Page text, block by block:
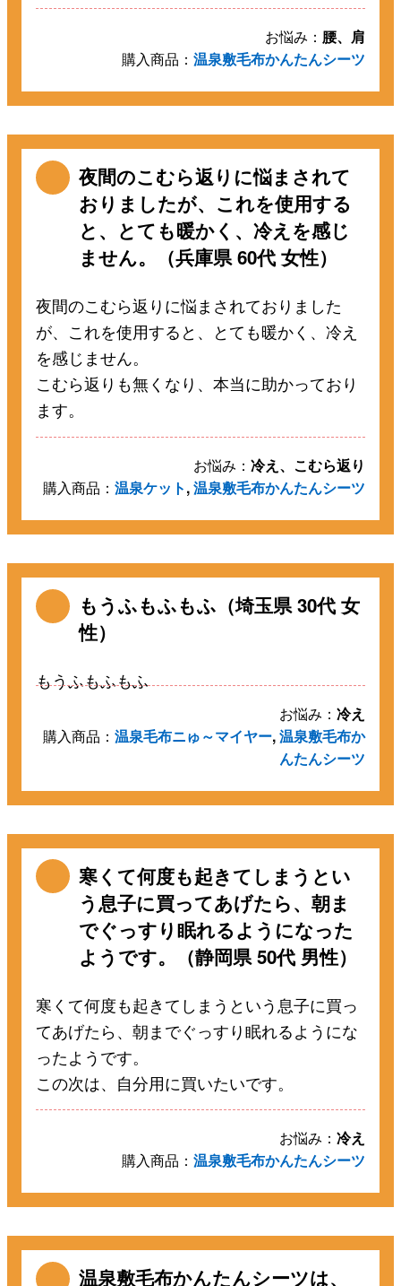
お悩み： 腰、肩
購入商品： 温泉敷毛布かんたんシーツ
夜間のこむら返りに悩まされて
おりましたが、これを使用する
と、とても暖かく、冷えを感じ
ません。（兵庫県 60代 女性）
夜間のこむら返りに悩まされておりました
が、これを使用すると、とても暖かく、冷え
を感じません。
こむら返りも無くなり、本当に助かっており
ます。
お悩み： 冷え、こむら返り
購入商品： 温泉ケット,温泉敷毛布かんたんシーツ
もうふもふもふ（埼玉県 30代 女
性）
もうふもふもふ
お悩み： 冷え
購入商品： 温泉毛布ニゅ～マイヤー,温泉敷毛布か
んたんシーツ
寒くて何度も起きてしまうとい
う息子に買ってあげたら、朝ま
でぐっすり眠れるようになった
ようです。（静岡県 50代 男性）
寒くて何度も起きてしまうという息子に買っ
てあげたら、朝までぐっすり眠れるようにな
ったようです。
この次は、自分用に買いたいです。
お悩み： 冷え
購入商品： 温泉敷毛布かんたんシーツ
温泉敷毛布かんたんシーツは、